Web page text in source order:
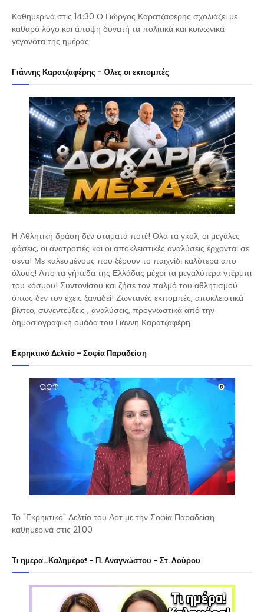
Καθημερινά στις 14:30 Ο Γιώργος Καρατζαφέρης σχολιάζει με
καθαρό λόγο και άποψη δυνατή τα πολιτικά και κοινωνικά
γεγονότα της ημέρας
Γιάννης Καρατζαφέρης - Όλες οι εκπομπές
Η Αθλητική δράση δεν σταματά ποτέ! Όλα τα γκολ, οι μεγάλες
φάσεις, οι ανατροπές και οι αποκλειστικές αναλύσεις έρχονται σε
σένα! Με καλεσμένους που ξέρουν το παιχνίδι καλύτερα απο
όλους! Απο τα γήπεδα της Ελλάδας μέχρι τα μεγαλύτερα ντέρμπι
του κόσμου! Συντονίσου και ζήσε τον παλμό του αθλητισμού
όπως δεν τον έχεις ξαναδεί! Ζωντανές εκπομπές, αποκλειστικά
βίντεο, συνεντεύξεις , αναλύσεις, προγνωστικά από την
δημοσιογραφική ομάδα του Γιάννη Καρατζαφέρη
Εκρηκτικό Δελτίο - Σοφία Παραδείση
Το "Εκρηκτικό" Δελτίο του Αρτ με την Σοφία Παραδείση
καθημερινά στις 21:00
Τι ημέρα...Καλημέρα! - Π. Αναγνώστου - Στ. Λούρου